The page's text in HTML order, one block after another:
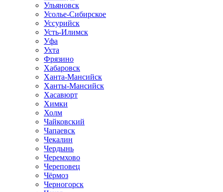
Ульяновск
Усолье-Сибирское
Уссурийск
Усть-Илимск
Уфа
Ухта
Фрязино
Хабаровск
Ханта-Мансийск
Ханты-Мансийск
Хасавюрт
Химки
Холм
Чайковский
Чапаевск
Чекалин
Чердынь
Черемхово
Череповец
Чёрмоз
Черногорск